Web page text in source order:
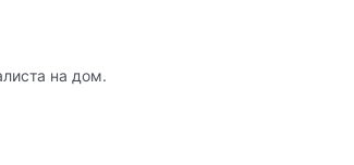
на дом.